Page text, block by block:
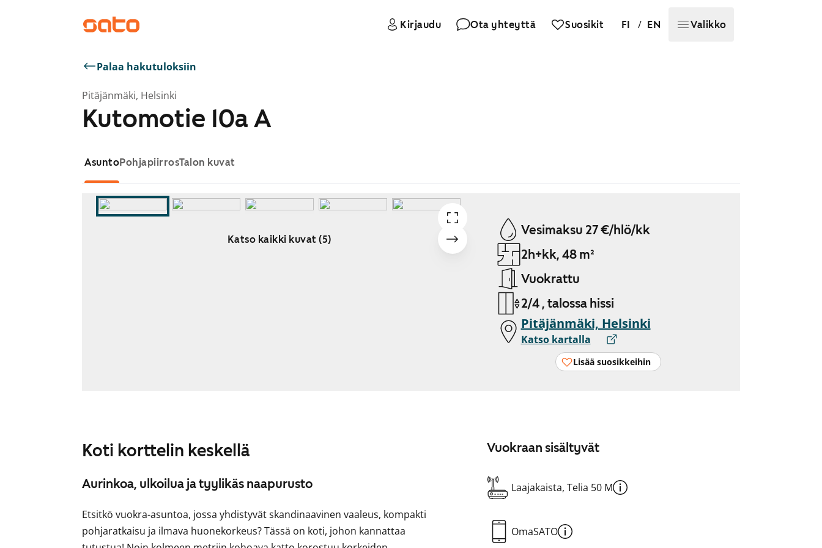
Kirjaudu Ota yhteyttä Suosikit FI / EN Valikko
Palaa hakutuloksiin
Pitäjänmäki, Helsinki
Kutomotie 10a A
AsuntoPohjapiirrosTalon kuvat
Katso kaikki kuvat (5)
Vesimaksu 27 €/hlö/kk
2h+kk, 48 m²
Vuokrattu
2/4 , talossa hissi
Pitäjänmäki, Helsinki
Katso kartalla
Lisää suosikkeihin
Koti korttelin keskellä
Aurinkoa, ulkoilua ja tyylikäs naapurusto
Etsitkö vuokra-asuntoa, jossa yhdistyvät skandinaavinen vaaleus, kompakti
pohjaratkaisu ja ilmava huonekorkeus? Tässä on koti, johon kannattaa
Vuokraan sisältyvät
Laajakaista, Telia 50 M
OmaSATO